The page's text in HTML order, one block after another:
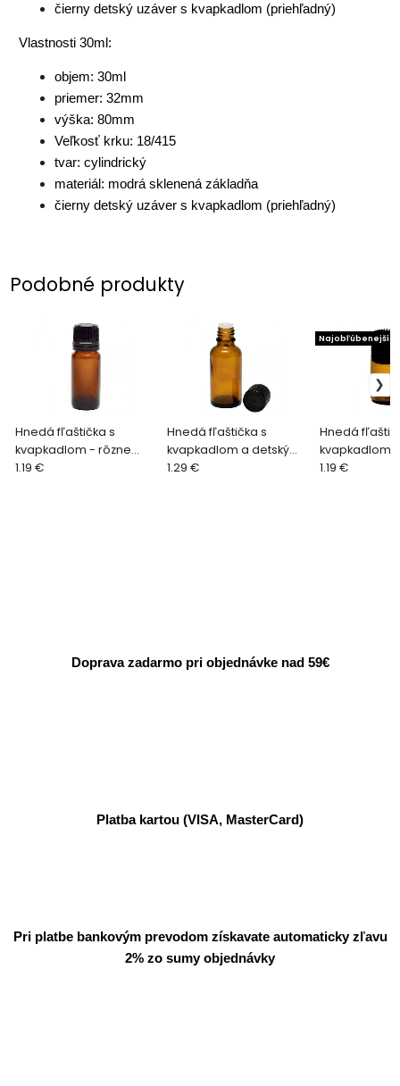
čierny detský uzáver s kvapkadlom (priehľadný)
Vlastnosti 30ml:
objem: 30ml
priemer: 32mm
výška: 80mm
Veľkosť krku: 18/415
tvar: cylindrický
materiál: modrá sklenená základňa
čierny detský uzáver s kvapkadlom (priehľadný)
Podobné produkty
Hnedá fľaštička s
kvapkadlom - rôzne
veľkosti a farby
1.19 €
Hnedá fľaštička s
kvapkadlom a detským
uzáverom - rôzne
1.29 €
Hnedá
kvapkadlom
veľkosti
Najobľúbenejší
1.19 €
Doprava zadarmo pri objednávke nad 59€
Platba kartou (VISA, MasterCard)
Pri platbe bankovým prevodom získavate automaticky zľavu
2% zo sumy objednávky